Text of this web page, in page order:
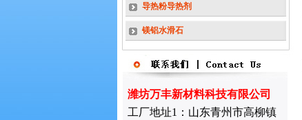
导热粉导热剂
镁铝水滑石
潍坊万丰新材料科技有限公司
工厂地址1：山东青州市高柳镇